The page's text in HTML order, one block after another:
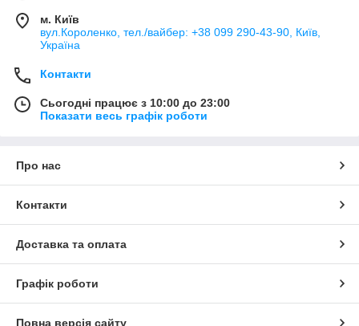
м. Київ
вул.Короленко, тел./вайбер: +38 099 290-43-90, Київ,
Україна
Контакти
Сьогодні працює з 10:00 до 23:00
Показати весь графік роботи
Про нас
Контакти
Доставка та оплата
Графік роботи
Повна версія сайту